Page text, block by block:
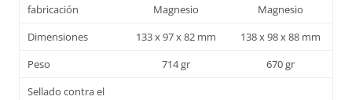
fabricación
Magnesio
Magnesio
Dimensiones
133 x 97 x 82 mm
138 x 98 x 88 mm
Peso
714 gr
670 gr
Sellado contra el